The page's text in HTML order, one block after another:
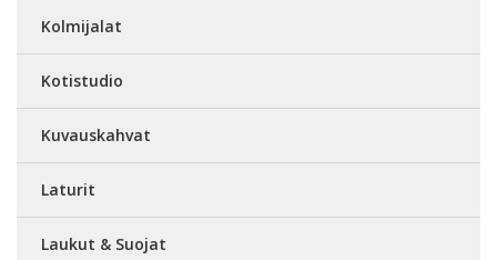
Kolmijalat
Kotistudio
Kuvauskahvat
Laturit
Laukut & Suojat